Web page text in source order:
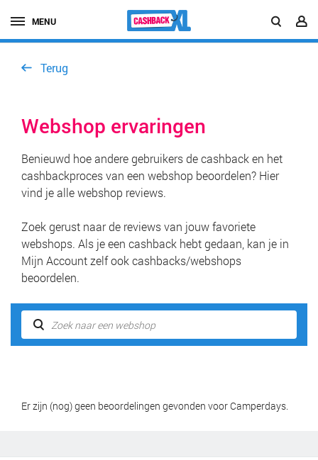
MENU
Terug
Webshop ervaringen
Benieuwd hoe andere gebruikers de cashback en het
cashbackproces van een webshop beoordelen? Hier
vind je alle webshop reviews.
Zoek gerust naar de reviews van jouw favoriete
webshops. Als je een cashback hebt gedaan, kan je in
Mijn Account zelf ook cashbacks/webshops
beoordelen.
Er zijn (nog) geen beoordelingen gevonden voor Camperdays.